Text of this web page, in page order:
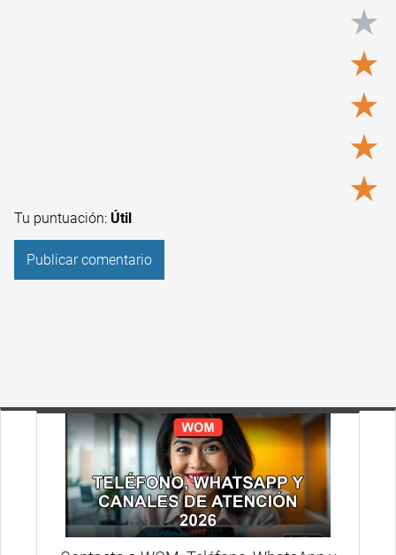
★
★
★
★
★
Tu puntuación: Útil